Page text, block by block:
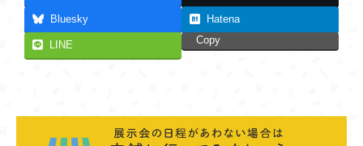
Bluesky Hatena
LINE Copy